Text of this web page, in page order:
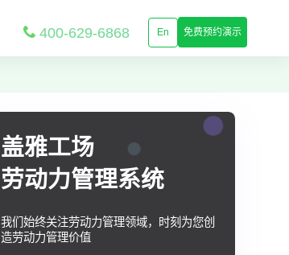
400-629-6868 En 免费预约演示
盖雅工场
劳动力管理系统
我们始终关注劳动力管理领域，时刻为您创
造劳动力管理价值